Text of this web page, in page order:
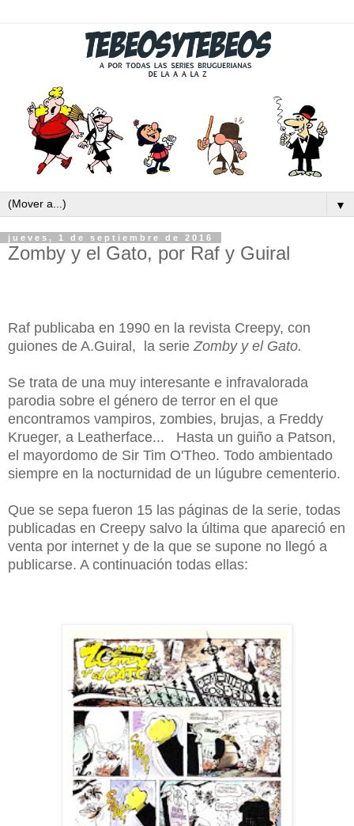
▼
jueves, 1 de septiembre de 2016
Zomby y el Gato, por Raf y Guiral
Raf publicaba en 1990 en la revista Creepy, con
guiones de A.Guiral, la serieZomby y el Gato.
Se trata de una muy interesante e infravalorada
parodia sobre el género de terror en el que
encontramos vampiros, zombies, brujas, a Freddy
Krueger, a Leatherface... Hasta un guiño a Patson,
el mayordomo de Sir Tim O'Theo. Todo ambientado
siempre en la nocturnidad de un lúgubre cementerio.
Que se sepa fueron 15 las páginas de la serie, todas
publicadas en Creepy salvo la última que apareció en
venta por internet y de la que se supone no llegó a
publicarse. A continuación todas ellas: